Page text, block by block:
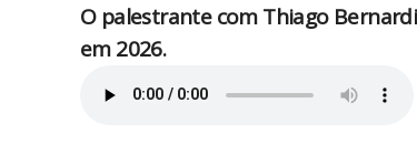
O palestrante com Thiago
em 2026.